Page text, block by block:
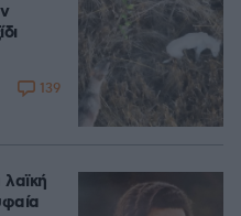
139